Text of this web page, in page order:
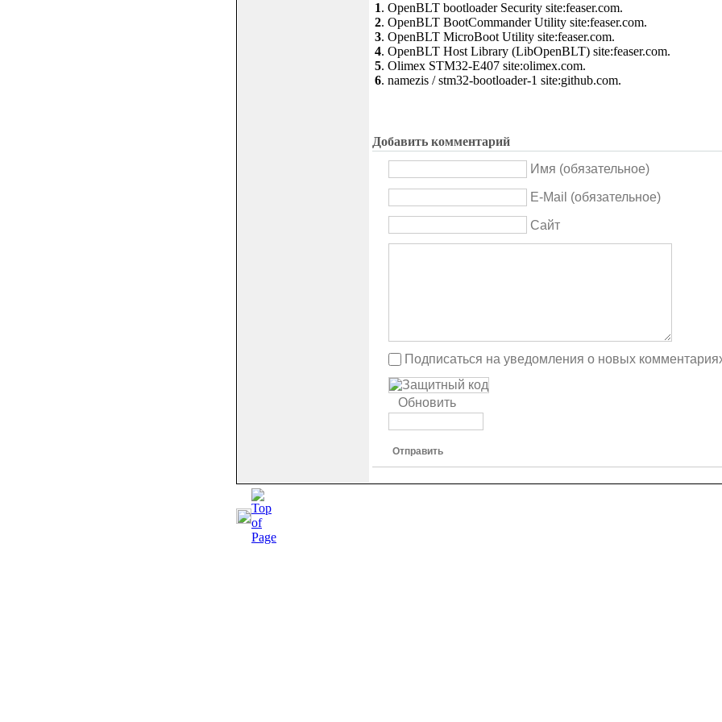
1. OpenBLT bootloader Security site:feaser.com.
2. OpenBLT BootCommander Utility site:feaser.com.
3. OpenBLT MicroBoot Utility site:feaser.com.
4. OpenBLT Host Library (LibOpenBLT) site:feaser.com.
5. Olimex STM32-E407 site:olimex.com.
6. namezis / stm32-bootloader-1 site:github.com.
Добавить комментарий
Имя (обязательное)
E-Mail (обязательное)
Сайт
Подписаться на уведомления о новых
Обновить
Отправить